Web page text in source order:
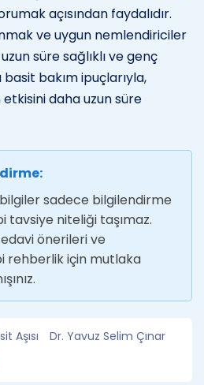
açısından faydalıdır.
ve uygun nemlendiriciler
süre sağlıklı ve genç
bakım ipuçlarıyla,
etkisini daha uzun süre
sadece bilgilendirme
tavsiye niteliği taşımaz.
önerileri ve
rehberlik için mutlaka
Aşısı Dr. Yavuz Selim Çınar